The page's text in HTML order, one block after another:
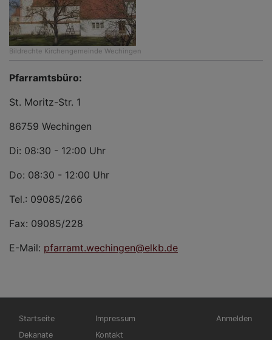
Bildrechte Kirchengemeinde Wechingen
Pfarramtsbüro:
St. Moritz-Str. 1
86759 Wechingen
Di: 08:30 - 12:00 Uhr
Do: 08:30 - 12:00 Uhr
Tel.: 09085/266
Fax: 09085/228
E-Mail: pfarramt.wechingen@elkb.de
Hauptnavigation
Startseite
Dekanate
Fußbereichsmenü
Impressum
Kontakt
Anmelden